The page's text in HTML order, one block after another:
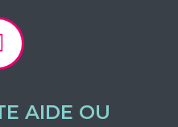
AIDE OU